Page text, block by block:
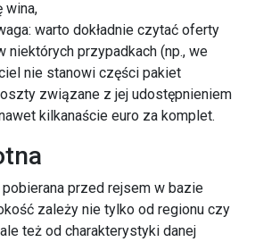
wina,
warto dokładnie czytać oferty
niektórych przypadkach (np., we
nie stanowi części pakiet
związane z jej udostępnieniem
kilkanaście euro za komplet.
przed rejsem w bazie
zależy nie tylko od regionu czy
też od charakterystyki danej